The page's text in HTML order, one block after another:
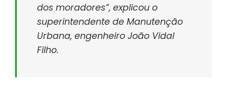
dos moradores”, explicou o
superintendente de Manutenção
Urbana, engenheiro João Vidal
Filho.